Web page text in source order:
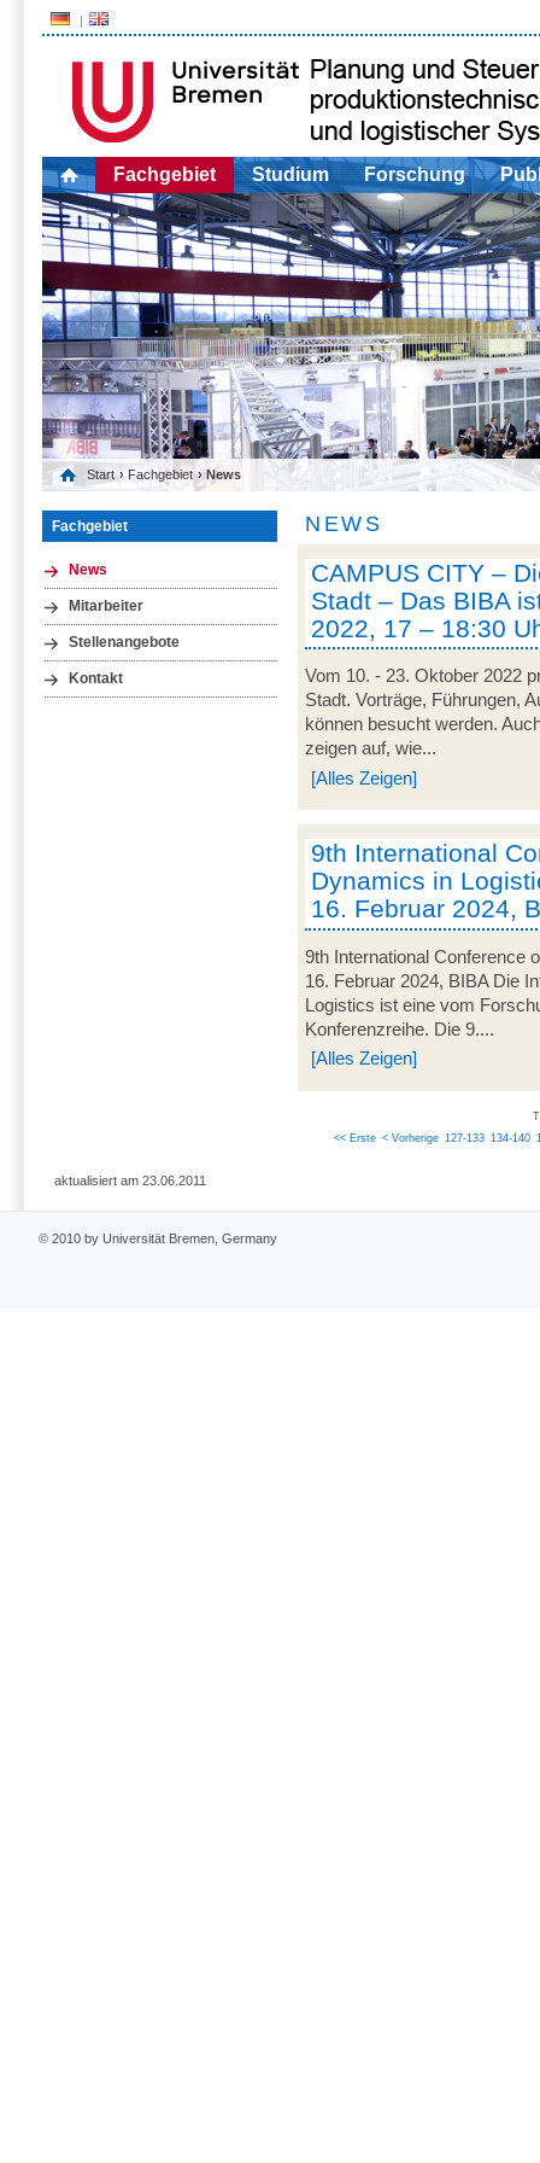
Fachgebiet Studium Forschung
Start › Fachgebiet › News
Fachgebiet
News
Mitarbeiter
Stellenangebote
Kontakt
NEWS
CAMPUS CITY –
Stadt – Das BIBA
2022, 17 – 18:30
Vom 10. - 23. Oktober 2022
Stadt. Vorträge, Führungen,
können besucht werden.
zeigen auf, wie...
[Alles Zeigen]
9th International
Dynamics in
16. Februar 2024,
9th International Conference
16. Februar 2024, BIBA Die
Logistics ist eine vom
Konferenzreihe. Die 9....
[Alles Zeigen]
<< Erste < Vorherige 127-133 134-140
aktualisiert am 23.06.2011
© 2010 by Universität Bremen, Germany